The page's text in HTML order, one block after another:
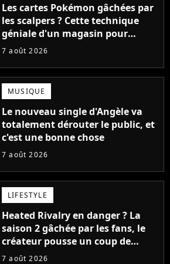
Les cartes Pokémon gâchées par
les scalpers ? Cette technique
géniale d'un magasin pour
ruiner les revendeurs
7 août 2026
MUSIQUE
Le nouveau single d'Angèle va
totalement dérouter le public, et
c'est une bonne chose
7 août 2026
LIFESTYLE
Heated Rivalry en danger ? La
saison 2 gâchée par les fans, le
créateur pousse un coup de
gueule
7 août 2026